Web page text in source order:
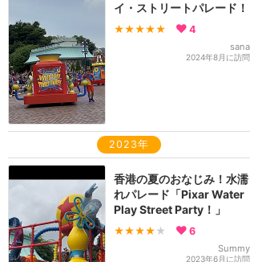
イ・ストリートパレード！
★★★★★ 4
sana
2024年8月に訪問
2023年
香港の夏のおなじみ！水濡
れパレード「Pixar Water
Play Street Party！」
★★★★ ★ 6
Summy
2023年6月に訪問